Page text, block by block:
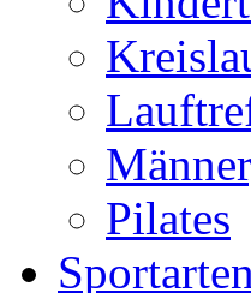
Pilates